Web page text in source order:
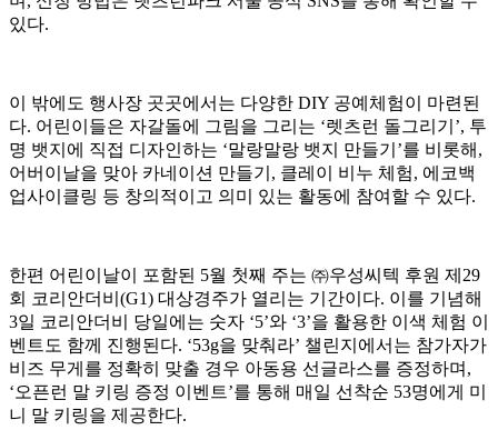
있다.
이 밖에도 행사장 곳곳에서는 다양한 DIY 공예체험이 마련된
다. 어린이들은 자갈돌에 그림을 그리는 ‘렛츠런 돌그리기’, 투
명 뱃지에 직접 디자인하는 ‘말랑말랑 뱃지 만들기’를 비롯해,
어버이날을 맞아 카네이션 만들기, 클레이 비누 체험, 에코백
업사이클링 등 창의적이고 의미 있는 활동에 참여할 수 있다.
한편 어린이날이 포함된 5월 첫째 주는 ㈜우성씨텍 후원 제29
회 코리안더비(G1) 대상경주가 열리는 기간이다. 이를 기념해
3일 코리안더비 당일에는 숫자 ‘5’와 ‘3’을 활용한 이색 체험 이
벤트도 함께 진행된다. ‘53g을 맞춰라’ 챌린지에서는 참가자가
비즈 무게를 정확히 맞출 경우 아동용 선글라스를 증정하며,
‘오픈런 말 키링 증정 이벤트’를 통해 매일 선착순 53명에게 미
니 말 키링을 제공한다.